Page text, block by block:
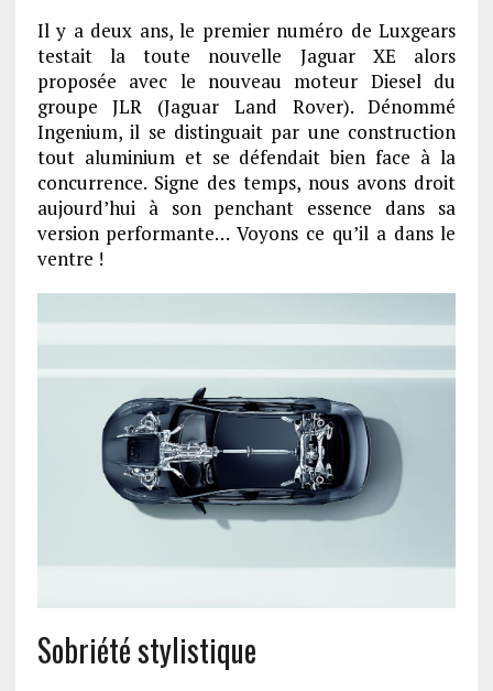
Il y a deux ans, le premier numéro de Luxgears
testait la toute nouvelle Jaguar XE alors
proposée avec le nouveau moteur Diesel du
groupe JLR (Jaguar Land Rover). Dénommé
Ingenium, il se distinguait par une construction
tout aluminium et se défendait bien face à la
concurrence. Signe des temps, nous avons droit
aujourd’hui à son penchant essence dans sa
version performante… Voyons ce qu’il a dans le
ventre !
Sobriété stylistique